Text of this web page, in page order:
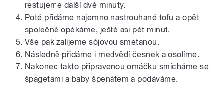
restujeme další dvě minuty.
Poté přidáme najemno nastrouhané tofu a opět
společně opékáme, ještě asi pět minut.
Vše pak zalijeme sójovou smetanou.
Následně přidáme i medvědí česnek a osolíme.
Nakonec takto připravenou omáčku smícháme se
špagetami a baby špenátem a podáváme.